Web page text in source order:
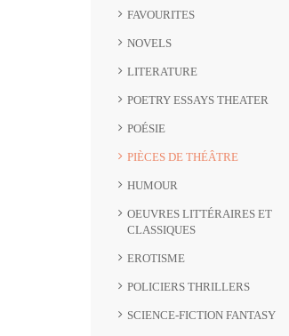
FAVOURITES
NOVELS
LITERATURE
POETRY ESSAYS THEATER
POÉSIE
PIÈCES DE THÉÂTRE
HUMOUR
OEUVRES LITTÉRAIRES ET
CLASSIQUES
EROTISME
POLICIERS THRILLERS
SCIENCE-FICTION FANTASY